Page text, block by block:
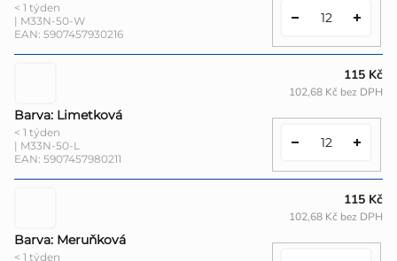
< 1 týden
| M33N-50-W
EAN: 5907457930216
Barva: Limetková
< 1 týden
| M33N-50-L
EAN: 5907457980211
115 Kč
102,68 Kč bez DPH
Barva: Meruňková
< 1 týden
115 Kč
102,68 Kč bez DPH